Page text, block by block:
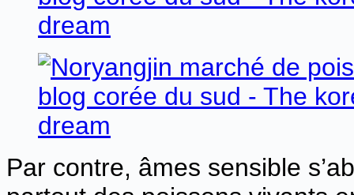
Par contre, âmes sensible